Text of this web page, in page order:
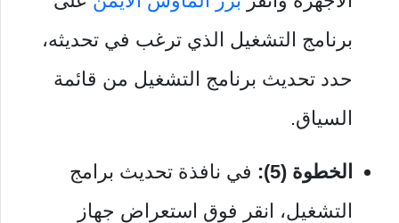
برنامج التشغيل الذي ترغب في تحديثه،
حدد تحديث برنامج التشغيل من قائمة
السياق.
الخطوة (5):
في نافذة تحديث برامج
التشغيل، انقر فوق استعراض جهاز